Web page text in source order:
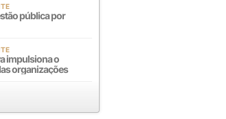
pública por
impulsiona o
organizações